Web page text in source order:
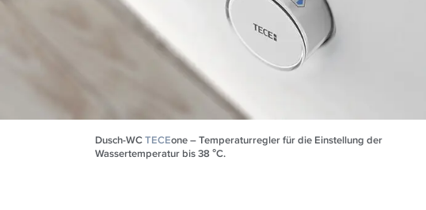
Dusch-WCTECEone – Temperaturregler für die Einstellung der
Wassertemperatur bis 38 °C.